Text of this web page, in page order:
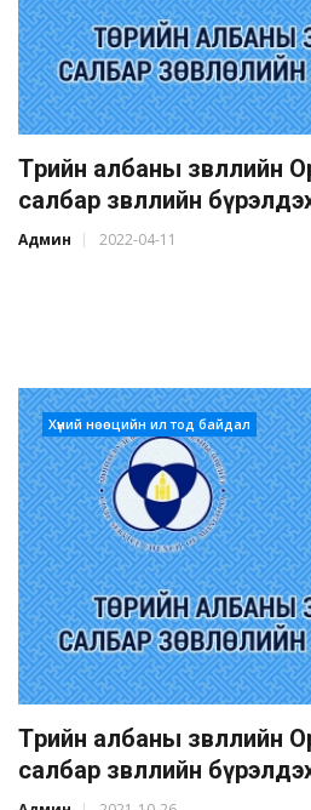
Төрийн албаны зөвлөлийн
салбар зөвлөлийн
Админ 2022-04-11
Хүний нөөцийн ил тод байдал
Төрийн албаны зөвлөлийн
салбар зөвлөлийн